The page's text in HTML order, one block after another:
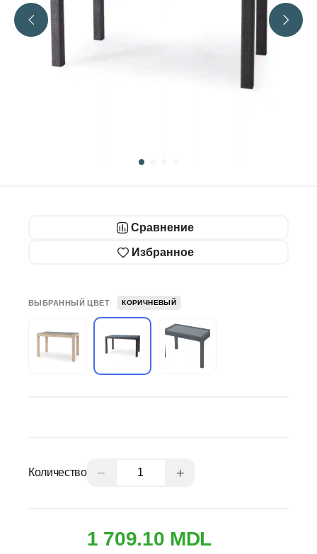
Сравнение
Избранное
ВЫБРАННЫЙ ЦВЕТ КОРИЧНЕВЫЙ
Количество − +
1 709.10 MDL